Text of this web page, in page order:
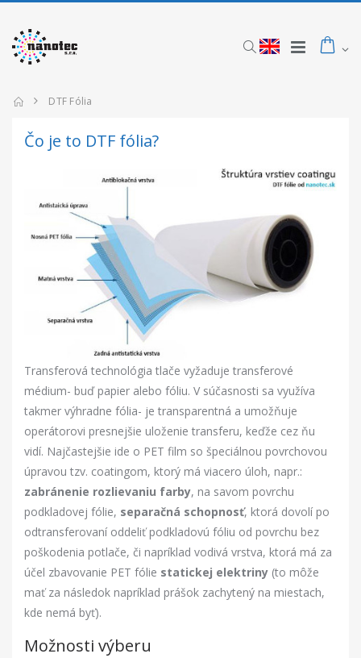
DTF Fólia
Čo je to DTF fólia?
Transferová technológia tlače vyžaduje transferové
médium- buď papier alebo fóliu. V súčasnosti sa využíva
takmer výhradne fólia- je transparentná a umožňuje
operátorovi presnejšie uloženie transferu, keďže cez ňu
vidí. Najčastejšie ide o PET film so špeciálnou povrchovou
úpravou tzv. coatingom, ktorý má viacero úloh, napr.:
zabránenie rozlievaniu farby, na savom povrchu
podkladovej fólie, separačná schopnosť, ktorá dovolí po
odtransferovaní oddeliť podkladovú fóliu od povrchu bez
poškodenia potlače, či napríklad vodivá vrstva, ktorá má za
účel zbavovanie PET fólie statickej elektriny (to môže
mať za následok napríklad prášok zachytený na miestach,
kde nemá byť).
Možnosti výberu